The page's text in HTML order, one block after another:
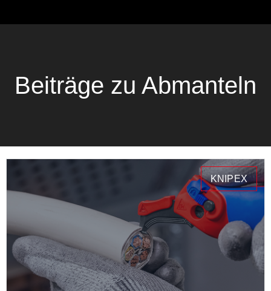
Beiträge zu Abmanteln
KNIPEX